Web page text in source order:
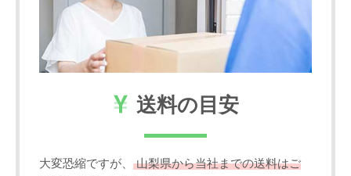
送料の目安
大変恐縮ですが、 山梨県から当社までの送料はご